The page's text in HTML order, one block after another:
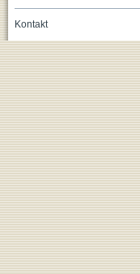
Kontakt